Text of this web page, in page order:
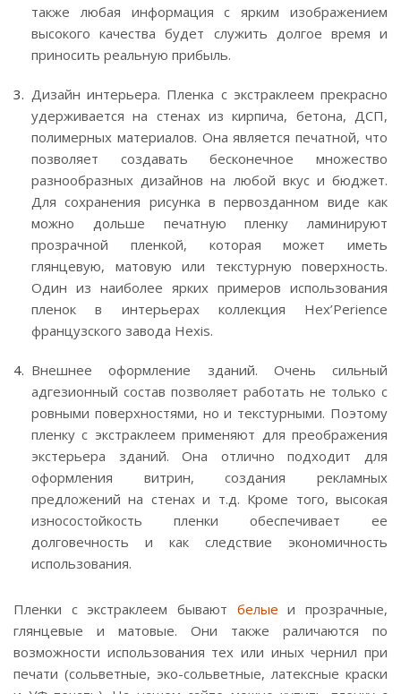
также любая информация с ярким изображением
высокого качества будет служить долгое время и
приносить реальную прибыль.
Дизайн интерьера. Пленка с экстраклеем прекрасно
удерживается на стенах из кирпича, бетона, ДСП,
полимерных материалов. Она является печатной, что
позволяет создавать бесконечное множество
разнообразных дизайнов на любой вкус и бюджет.
Для сохранения рисунка в первозданном виде как
можно дольше печатную пленку ламинируют
прозрачной пленкой, которая может иметь
глянцевую, матовую или текстурную поверхность.
Один из наиболее ярких примеров использования
пленок в интерьерах коллекция Hex’Perience
французского завода Hexis.
Внешнее оформление зданий. Очень сильный
адгезионный состав позволяет работать не только с
ровными поверхностями, но и текстурными. Поэтому
пленку с экстраклеем применяют для преображения
экстерьера зданий. Она отлично подходит для
оформления витрин, создания рекламных
предложений на стенах и т.д. Кроме того, высокая
износостойкость пленки обеспечивает ее
долговечность и как следствие экономичность
использования.
Пленки с экстраклеем бывают белые и прозрачные,
глянцевые и матовые. Они также раличаются по
возможности использования тех или иных чернил при
печати (сольветные, эко-сольветные, латексные краски